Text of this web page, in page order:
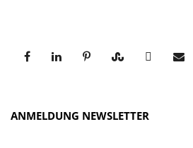
ANMELDUNG NEWSLETTER